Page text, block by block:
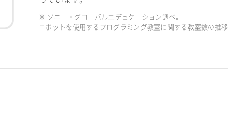
※ ソニー・グローバルエデュケーション調べ。
ロボットを使用するプログラミング教室に関する教室数の推